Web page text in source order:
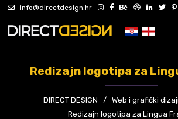
info@directdesign.hr
Redizajn logotipa za
DIRECT DESIGN / Web i grafički
Redizajn logotipa za Lingua